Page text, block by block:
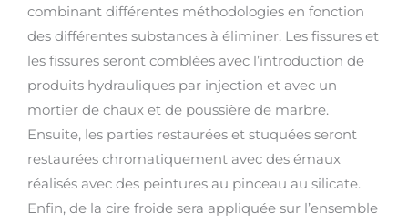
combinant différentes méthodologies en fonction
des différentes substances à éliminer. Les fissures et
les fissures seront comblées avec l’introduction de
produits hydrauliques par injection et avec un
mortier de chaux et de poussière de marbre.
Ensuite, les parties restaurées et stuquées seront
restaurées chromatiquement avec des émaux
réalisés avec des peintures au pinceau au silicate.
Enfin, de la cire froide sera appliquée sur l’ensemble